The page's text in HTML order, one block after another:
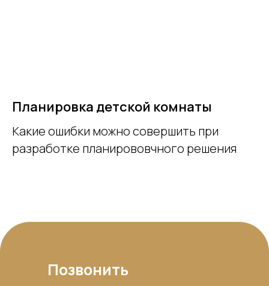
Планировка детской комнаты
Какие ошибки можно совершить при
разработке планирововчного решения
Позвонить